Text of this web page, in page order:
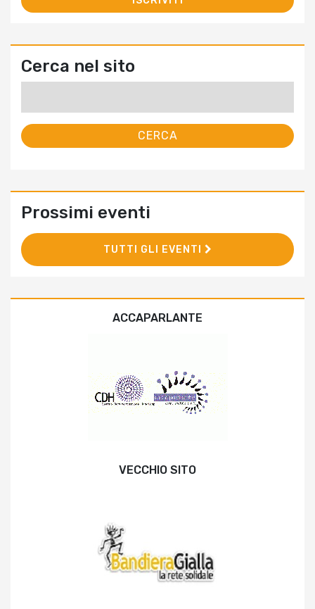
Cerca nel sito
Prossimi eventi
TUTTI GLI EVENTI
ACCAPARLANTE
VECCHIO SITO